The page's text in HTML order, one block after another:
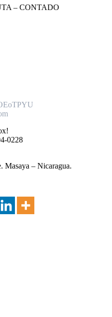
– CONTADO
0228
Masaya – Nicaragua.